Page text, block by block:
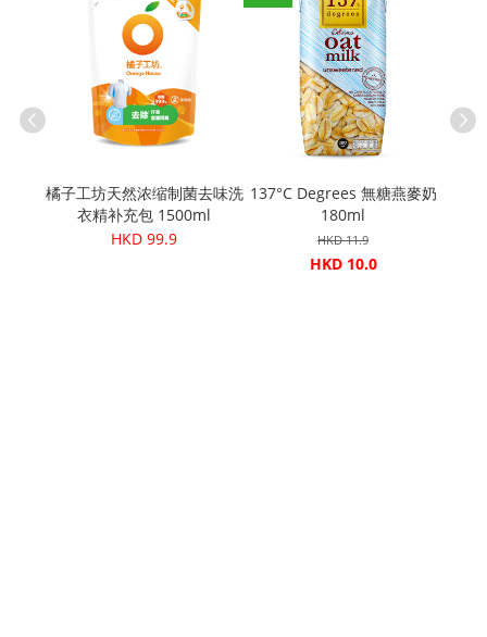
橘子工坊天然浓缩制菌去味洗
衣精补充包 1500ml
HKD 99.9
137°C Degrees 無糖燕麥奶
180ml
HKD 11.9
HKD 10.0